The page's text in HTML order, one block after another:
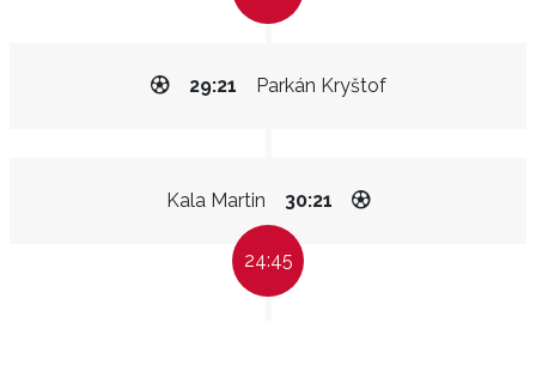
Parkán Kryštof
29:21
Kala Martin 30:21
24:45